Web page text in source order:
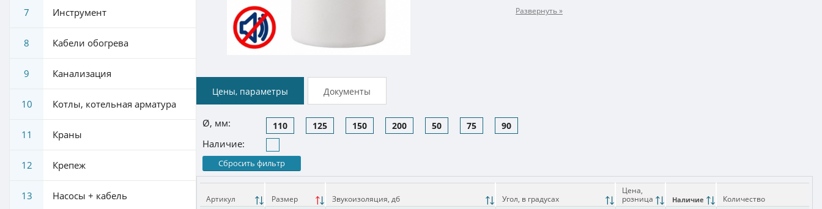
Цены, параметры Документы
Ø, мм: 110 125 150 200 50 75 90
Наличие:
Сбросить фильтр
Артикул Размер Звукоизоляция, дб Угол, в градусах
Цена,
розница
Наличие Количество
7 Инструмент
8 Кабели обогрева
9 Канализация
10 Котлы, котельная арматура
11 Краны
12 Крепеж
13 Насосы + кабель